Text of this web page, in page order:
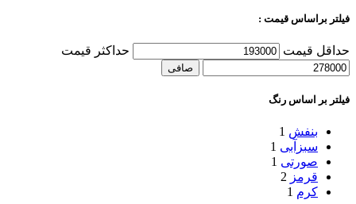
فیلتر براساس قیمت :
حداقل قیمت حداكثر قيمت
صافی
فیلتر بر اساس رنگ
بنفش 1
سبزآبی 1
صورتی 1
قرمز 2
کرم 1